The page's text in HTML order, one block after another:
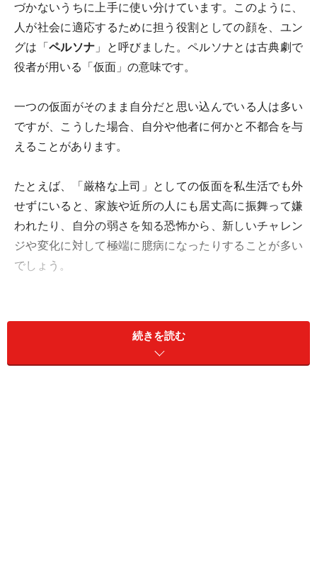
づかないうちに上手に使い分けています。このように、
人が社会に適応するために担う役割としての顔を、ユン
グは「ペルソナ 」と呼びました。ペルソナとは古典劇で
役者が用いる「仮面」の意味です。
一つの仮面がそのまま自分だと思い込んでいる人は多い
ですが、こうした場合、自分や他者に何かと不都合を与
えることがあります。
たとえば、「厳格な上司」としての仮面を私生活でも外
せずにいると、家族や近所の人にも居丈高に振舞って嫌
われたり、自分の弱さを知る恐怖から、新しいチャレン
ジや変化に対して極端に臆病になったりすることが多い
でしょう。
世間を騒がす事件にも
「仮面」が関係している！？
続きを読む